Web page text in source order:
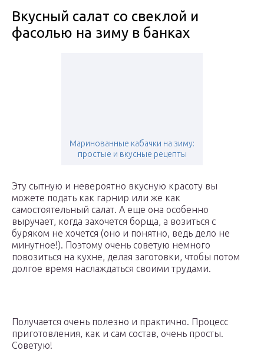
Вкусный салат со свеклой и
фасолью на зиму в банках
Маринованные кабачки на зиму:
простые и вкусные рецепты
Эту сытную и невероятно вкусную красоту вы
можете подать как гарнир или же как
самостоятельный салат. А еще она особенно
выручает, когда захочется борща, а возиться с
буряком не хочется (оно и понятно, ведь дело не
минутное!). Поэтому очень советую немного
повозиться на кухне, делая заготовки, чтобы потом
долгое время наслаждаться своими трудами.
Получается очень полезно и практично. Процесс
приготовления, как и сам состав, очень просты.
Советую!